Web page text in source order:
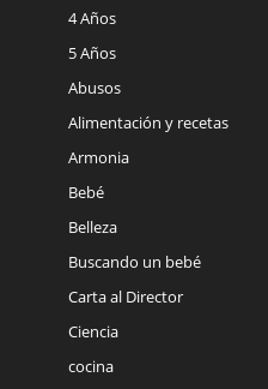
4 Años
5 Años
Abusos
Alimentación y recetas
Armonia
Bebé
Belleza
Buscando un bebé
Carta al Director
Ciencia
cocina